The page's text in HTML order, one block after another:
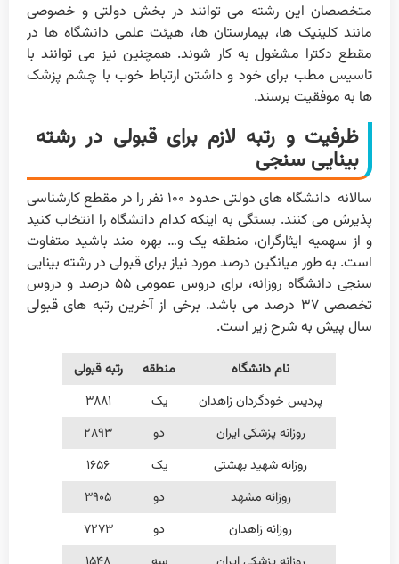
متخصصان این رشته می توانند در بخش دولتی و خصوصی
مانند کلینیک ها، بیمارستان ها، هیئت علمی دانشگاه ها در
مقطع دکترا مشغول به کار شوند. همچنین نیز می توانند با
تاسیس مطب برای خود و داشتن ارتباط خوب با چشم پزشک
ها به موفقیت برسند.
ظرفیت و رتبه لازم برای قبولی در رشته
بینایی سنجی
سالانه دانشگاه های دولتی حدود ۱۰۰ نفر را در مقطع کارشناسی
پذیرش می کنند. بستگی به اینکه کدام دانشگاه را انتخاب کنید
و از سهمیه ایثارگران، منطقه یک و… بهره مند باشید متفاوت
است. به طور میانگین درصد مورد نیاز برای قبولی در رشته بینایی
سنجی دانشگاه روزانه، برای دروس عمومی ۵۵ درصد و دروس
تخصصی ۳۷ درصد می باشد. برخی از آخرین رتبه های قبولی
سال پیش به شرح زیر است.
نام دانشگاه منطقه
رتبه قبولی
پردیس خودگردان زاهدان
یک
۳۸۸۱
روزانه پزشکی ایران
دو
۲۸۹۳
روزانه شهید بهشتی
یک
۱۶۵۶
روزانه مشهد
دو
۳۹۰۵
روزانه زاهدان
دو
۷۲۷۳